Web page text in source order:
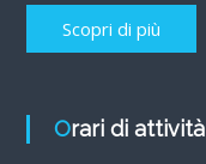
Scopri di più
Orari di attività